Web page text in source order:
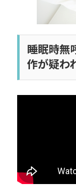
睡眠時無
作が疑わ